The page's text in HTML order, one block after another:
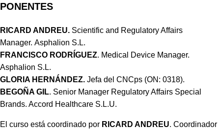
PONENTES
RICARD ANDREU. Scientific and Regulatory Affairs
Manager. Asphalion S.L.
FRANCISCO RODRÍGUEZ. Medical Device Manager.
Asphalion S.L.
GLORIA HERNÁNDEZ. Jefa del CNCps (ON: 0318).
BEGOÑA GIL. Senior Manager Regulatory Affairs Special
Brands. Accord Healthcare S.L.U.
El curso está coordinado por RICARD ANDREU. Coordinador